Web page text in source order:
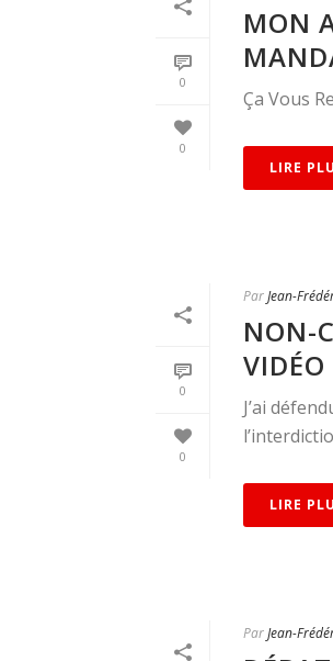
0
0
MON
Ça Vous
LIRE
0
0
ParJean-
NON-
VIDÉO
J’ai
LIRE
ParJean-